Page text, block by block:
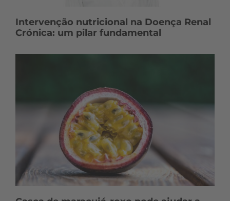
Intervenção nutricional na Doença Renal
Crónica: um pilar fundamental